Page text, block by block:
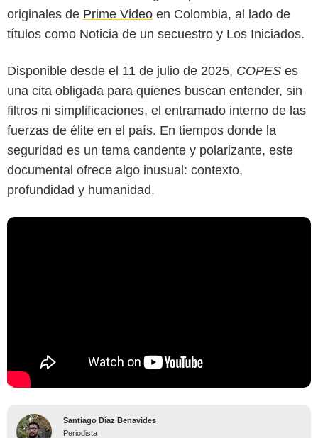
originales de Prime Video en Colombia, al lado de
títulos como Noticia de un secuestro y Los Iniciados.
Disponible desde el 11 de julio de 2025, COPES es
una cita obligada para quienes buscan entender, sin
filtros ni simplificaciones, el entramado interno de las
fuerzas de élite en el país. En tiempos donde la
seguridad es un tema candente y polarizante, este
documental ofrece algo inusual: contexto,
profundidad y humanidad.
Santiago Díaz Benavides
Periodista